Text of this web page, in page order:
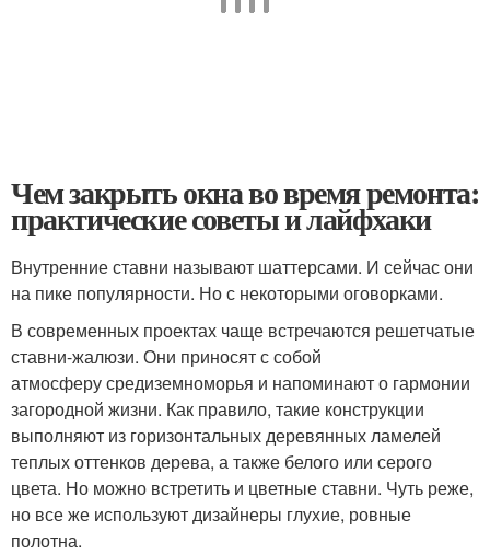
Чем закрыть окна во время ремонта:
практические советы и лайфхаки
Внутренние ставни называют шаттерсами. И сейчас они
на пике популярности. Но с некоторыми оговорками.
В современных проектах чаще встречаются решетчатые
ставни-жалюзи. Они приносят с собой
атмосферу средиземноморья и напоминают о гармонии
загородной жизни. Как правило, такие конструкции
выполняют из горизонтальных деревянных ламелей
теплых оттенков дерева, а также белого или серого
цвета. Но можно встретить и цветные ставни. Чуть реже,
но все же используют дизайнеры глухие, ровные
полотна.